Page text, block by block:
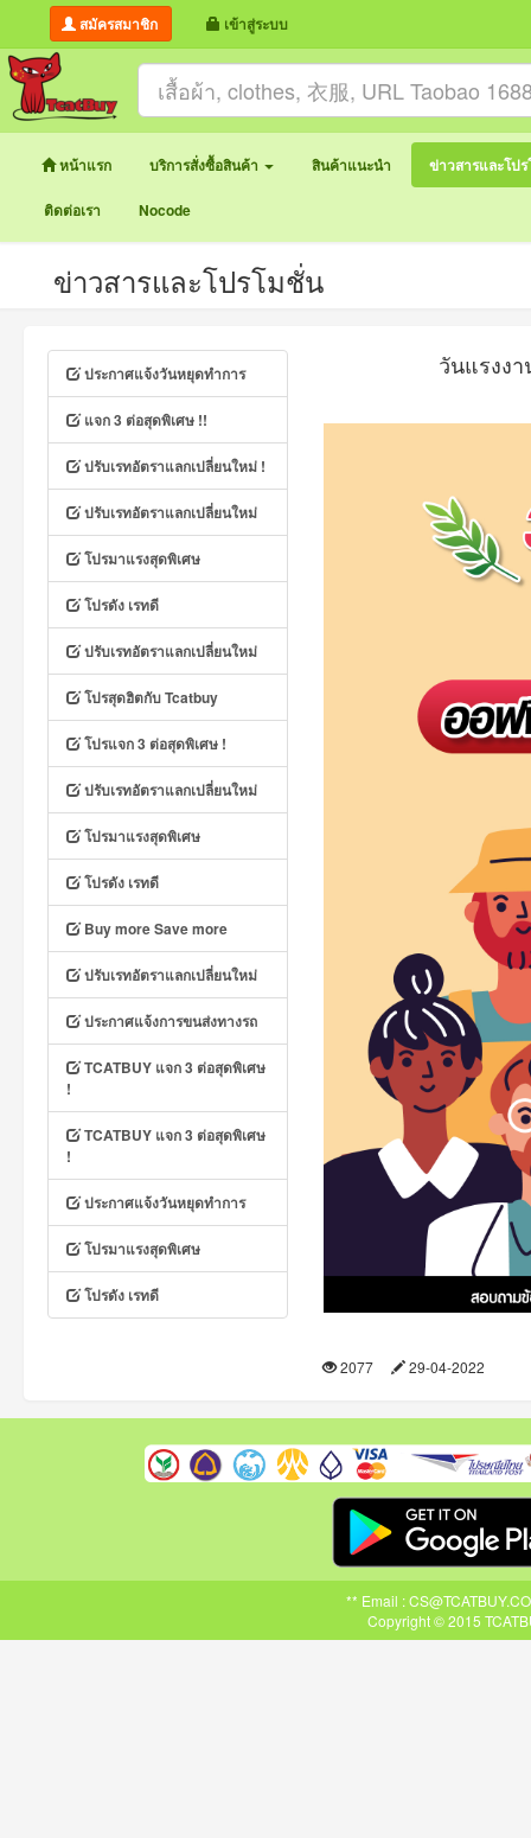
สมัครสมาชิก เข้าสู่ระบบ
หน้าแรก บริการสั่งซื้อสินค้า สินค้าแนะนำ ข่าวสารและโป
ติดต่อเรา Nocode
ข่าวสารและโปรโมชั่น
ประกาศแจ้งวันหยุดทำการ
แจก 3 ต่อสุดพิเศษ !!
ปรับเรทอัตราแลกเปลี่ยนใหม่ !
ปรับเรทอัตราแลกเปลี่ยนใหม่
โปรมาแรงสุดพิเศษ
โปรดัง เรทดี
ปรับเรทอัตราแลกเปลี่ยนใหม่
โปรสุดฮิตกับ Tcatbuy
โปรแจก 3 ต่อสุดพิเศษ !
ปรับเรทอัตราแลกเปลี่ยนใหม่
โปรมาแรงสุดพิเศษ
โปรดัง เรทดี
Buy more Save more
ปรับเรทอัตราแลกเปลี่ยนใหม่
ประกาศแจ้งการขนส่งทางรถ
TCATBUY แจก 3 ต่อสุดพิเศษ
!
TCATBUY แจก 3 ต่อสุดพิเศษ
!
ประกาศแจ้งวันหยุดทำการ
โปรมาแรงสุดพิเศษ
โปรดัง เรทดี
วันแรงง
2077 29-04-2022
** Email :
Copyright © 2015